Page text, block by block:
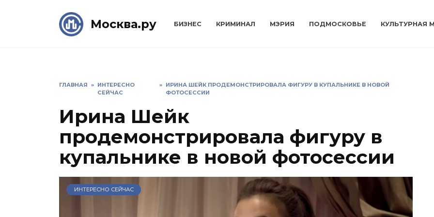
Москва.ру БИЗНЕС КРИМИНАЛ МЭРИЯ ПОДМОСКОВЬЕ КУЛЬТУРНАЯ
ГЛАВНАЯ » ИНТЕРЕСНО
СЕЙЧАС
» ИРИНА ШЕЙК ПРОДЕМОНСТРИРОВАЛА ФИГУРУ В КУПАЛЬНИКЕ В НОВОЙ
ФОТОСЕССИИ
Ирина Шейк
продемонстрировала фигуру в
купальнике в новой фотосессии
ИНТЕРЕСНО СЕЙЧАС